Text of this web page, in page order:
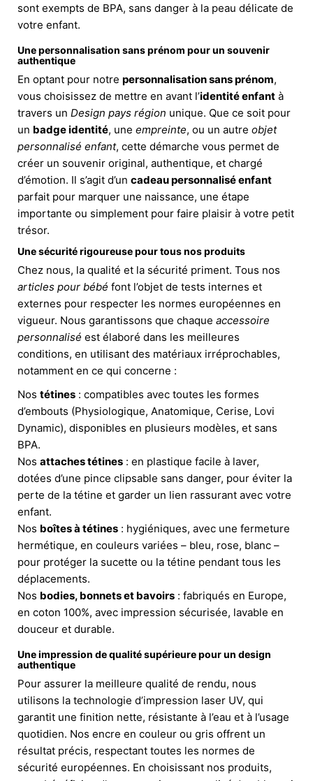
sont exempts de BPA, sans danger à la peau délicate de
votre enfant.
Une personnalisation sans prénom pour un souvenir
authentique
En optant pour notre personnalisation sans prénom,
vous choisissez de mettre en avant l’identité enfant à
travers un Design pays région unique. Que ce soit pour
un badge identité, une empreinte, ou un autre objet
personnalisé enfant, cette démarche vous permet de
créer un souvenir original, authentique, et chargé
d’émotion. Il s’agit d’un cadeau personnalisé enfant
parfait pour marquer une naissance, une étape
importante ou simplement pour faire plaisir à votre petit
trésor.
Une sécurité rigoureuse pour tous nos produits
Chez nous, la qualité et la sécurité priment. Tous nos
articles pour bébé font l’objet de tests internes et
externes pour respecter les normes européennes en
vigueur. Nous garantissons que chaque accessoire
personnalisé est élaboré dans les meilleures
conditions, en utilisant des matériaux irréprochables,
notamment en ce qui concerne :
Nos tétines : compatibles avec toutes les formes
d’embouts (Physiologique, Anatomique, Cerise, Lovi
Dynamic), disponibles en plusieurs modèles, et sans
BPA.
Nos attaches tétines : en plastique facile à laver,
dotées d’une pince clipsable sans danger, pour éviter la
perte de la tétine et garder un lien rassurant avec votre
enfant.
Nos boîtes à tétines : hygiéniques, avec une fermeture
hermétique, en couleurs variées – bleu, rose, blanc –
pour protéger la sucette ou la tétine pendant tous les
déplacements.
Nos bodies, bonnets et bavoirs : fabriqués en Europe,
en coton 100%, avec impression sécurisée, lavable en
douceur et durable.
Une impression de qualité supérieure pour un design
authentique
Pour assurer la meilleure qualité de rendu, nous
utilisons la technologie d’impression laser UV, qui
garantit une finition nette, résistante à l’eau et à l’usage
quotidien. Nos encre en couleur ou gris offrent un
résultat précis, respectant toutes les normes de
sécurité européennes. En choisissant nos produits,